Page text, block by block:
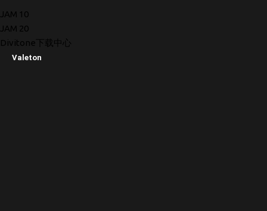
JAM 10
JAM 20
Divitone下载中心
Valeton